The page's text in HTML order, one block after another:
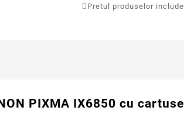
Pretul produselor
PIXMA IX6850 cu